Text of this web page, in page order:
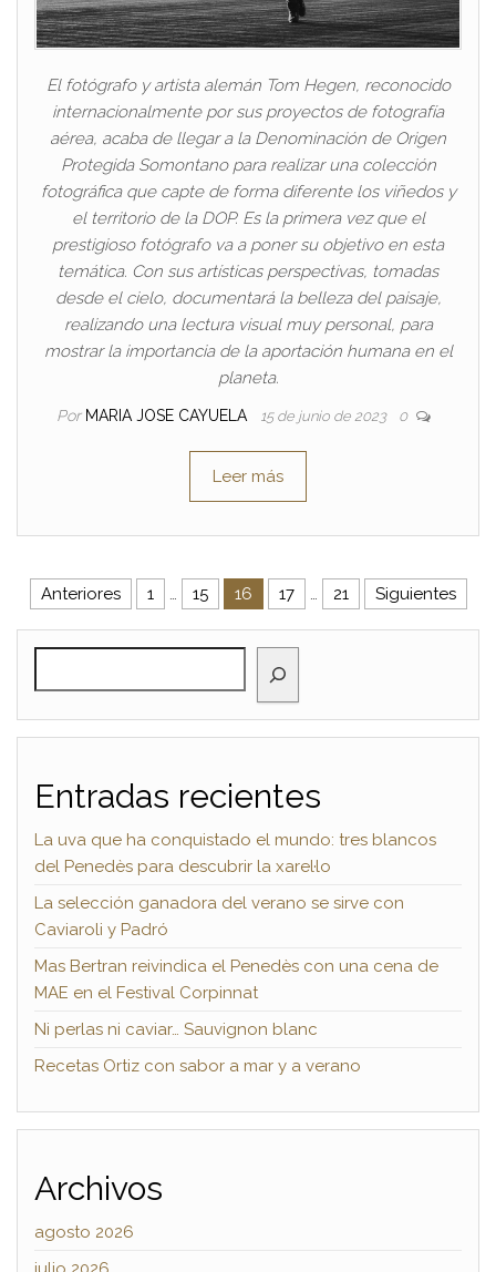
El fotógrafo y artista alemán Tom Hegen, reconocido
internacionalmente por sus proyectos de fotografía
aérea, acaba de llegar a la Denominación de Origen
Protegida Somontano para realizar una colección
fotográfica que capte de forma diferente los viñedos y
el territorio de la DOP. Es la primera vez que el
prestigioso fotógrafo va a poner su objetivo en esta
temática. Con sus artísticas perspectivas, tomadas
desde el cielo, documentará la belleza del paisaje,
realizando una lectura visual muy personal, para
mostrar la importancia de la aportación humana en el
planeta.
Por MARIA JOSE CAYUELA 15 de junio de 2023 0
Leer más
Paginación de entradas
Anteriores 1 … 15 16 17 … 21 Siguientes
Entradas recientes
La uva que ha conquistado el mundo: tres blancos
del Penedès para descubrir la xarel·lo
La selección ganadora del verano se sirve con
Caviaroli y Padró
Mas Bertran reivindica el Penedès con una cena de
MAE en el Festival Corpinnat
Ni perlas ni caviar… Sauvignon blanc
Recetas Ortiz con sabor a mar y a verano
Archivos
agosto 2026